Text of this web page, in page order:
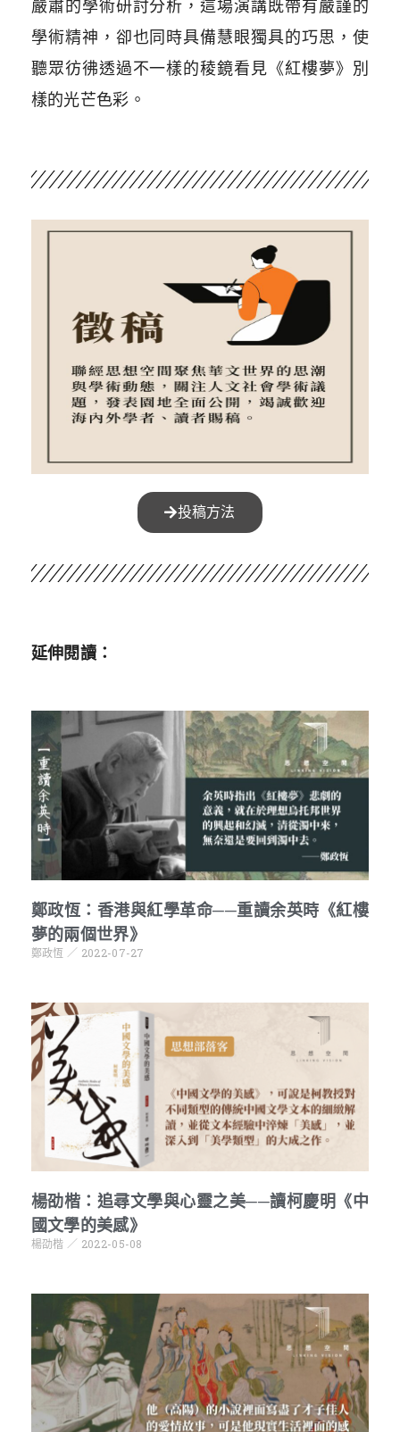
嚴肅的學術研討分析，這場演講既帶有嚴謹的
學術精神，卻也同時具備慧眼獨具的巧思，使
聽眾彷彿透過不一樣的稜鏡看見《紅樓夢》別
樣的光芒色彩。
投稿方法
延伸閱讀：
鄭政恆：香港與紅學革命──重讀余英時《紅樓
夢的兩個世界》
鄭政恆 2022-07-27
楊劭楷：追尋文學與心靈之美──讀柯慶明《中
國文學的美感》
楊劭楷 2022-05-08